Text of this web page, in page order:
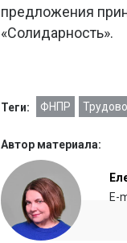
предложения
«Солидарность».
Теги: ФНПР
Автор материала:
E-